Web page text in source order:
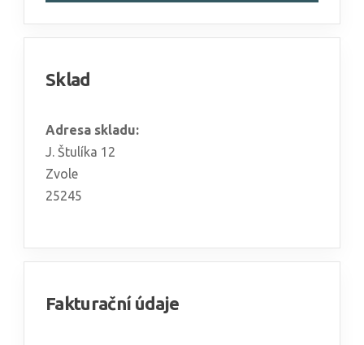
Sklad
Adresa skladu:
J. Štulíka 12
Zvole
25245
Fakturační údaje